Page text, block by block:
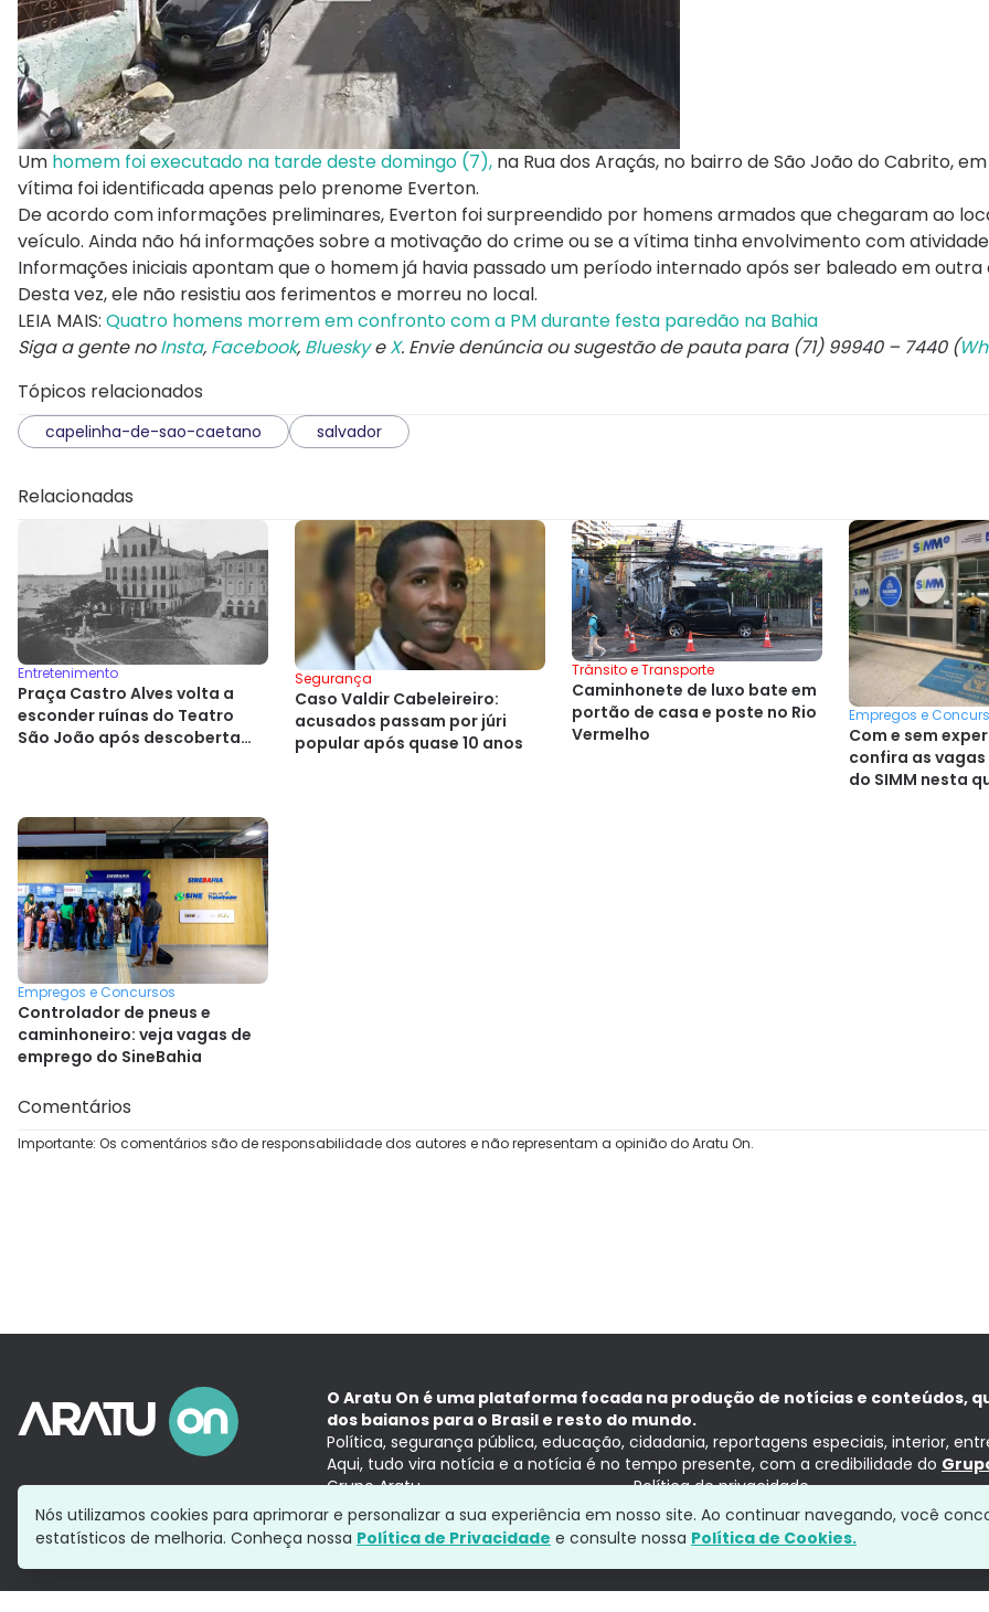
Um homem foi executado na tarde deste domingo (7), na Rua dos Araçás, no bairro de São João do Cabrito,
vítima foi identificada apenas pelo prenome Everton.
De acordo com informações preliminares, Everton foi surpreendido por homens armados que chegaram ao
veículo. Ainda não há informações sobre a motivação do crime ou se a vítima tinha envolvimento com
Informações iniciais apontam que o homem já havia passado um período internado após ser baleado em outra
Desta vez, ele não resistiu aos ferimentos e morreu no local.
LEIA MAIS: Quatro homens morrem em confronto com a PM durante festa paredão na Bahia
Siga a gente noInsta, Facebook, BlueskyeX. Envie denúncia ou sugestão de pauta para (71) 99940 – 7440 (
Tópicos relacionados
capelinha-de-sao-caetano salvador
Relacionadas
Entretenimento
Praça Castro Alves volta a
esconder ruínas do Teatro
São João após descoberta
Segurança
Caso Valdir Cabeleireiro:
acusados passam por júri
popular após quase 10 anos
Trânsito e Transporte
Caminhonete de luxo bate em
portão de casa e poste no Rio
Vermelho
Empregos e
Com e sem
confira as
do SIMM nesta
Empregos e Concursos
Controlador de pneus e
caminhoneiro: veja vagas de
emprego do SineBahia
Comentários
Importante: Os comentários são de responsabilidade dos autores e não representam a opinião do Aratu On.
O Aratu On é uma plataforma focada na produção de notícias e conteúdos,
dos baianos para o Brasil e resto do mundo.
Política, segurança pública, educação, cidadania, reportagens especiais, interior,
Aqui, tudo vira notícia e a notícia é no tempo presente, com a credibilidade do
Grupo Aratu
Política de privacidade
Nós utilizamos cookies para aprimorar e personalizar a sua experiência em nosso site. Ao continuar navegando, você
estatísticos de melhoria. Conheça nossa Política de Privacidade e consulte nossa Política de Cookies.